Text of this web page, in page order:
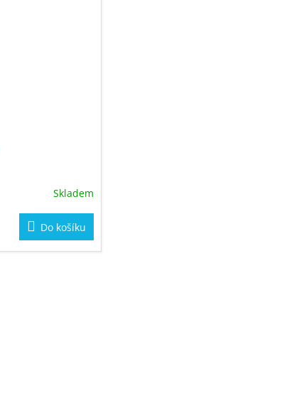
Skladem
Do košíku